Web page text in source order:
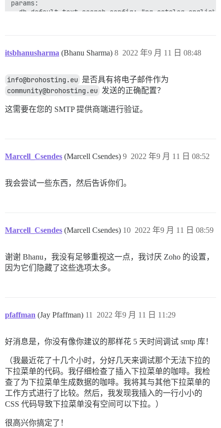
params:
  db_default_text_search_config: "pg_catalog.english"
  #db_work_mem: "40MB"
## Which Git revision should this container use?
  EMBER_CLI_PROD_ASSETS: 1
  # DISCOURSE_DEFAULT_LOCALE: en
## How many concurrent web requests are supported?
## Required. Discourse will not work with a bare
  DISCOURSE_HOSTNAME: community.brohosting.eu
## Uncomment if you want the container to be
## hostname (-h option) as specified above
  #DOCKER_USE_HOSTNAME: true
# WARNING the char '#' in SMTP password can cause
  DISCOURSE_SMTP_PORT: 587
  DISCOURSE_SMTP_USER_NAME: info@brohosting.eu
  DISCOURSE_SMTP_PASSWORD: "XXXXXXXXXXXX"
DISCOURSE_SMTP_ENABLE_START_TLS: true           #
  DISCOURSE_SMTP_DOMAIN: brohosting.eu
  DISCOURSE_SMTP_AUTHENTICATION: login
itsbhanusharma (Bhanu Sharma) 2022 年9 月 11 日 08:48
8
info@brohosting.eu 是否具有将电子邮件作为
community@brohosting.eu 发送的正确配置？
这需要在您的 SMTP 提供商端进行验证。
Marcell_Csendes (Marcell Csendes) 2022 年9 月 11 日 08:52
9
我会尝试一些东西，然后告诉你们。
Marcell_Csendes (Marcell Csendes) 2022 年9 月 11 日 08:59
10
谢谢 Bhanu，我没有足够重视这一点，我讨厌 Zoho 的设置，
因为它们隐藏了这些选项太多。
pfaffman (Jay Pfaffman) 2022 年9 月 11 日 11:29
11
好消息是，你没有像你建议的那样花 5 天时间调试 smtp 库！
（我最近花了十几个小时，分好几天来调试那个无法下拉的
下拉菜单的代码。我仔细检查了插入下拉菜单的咖啡。我检
查了为下拉菜单生成数据的咖啡。我将其与其他下拉菜单的
工作方式进行了比较。然后，我发现我插入的一行小小的
CSS 代码导致下拉菜单没有空间可以下拉。）
很高兴你搞定了！